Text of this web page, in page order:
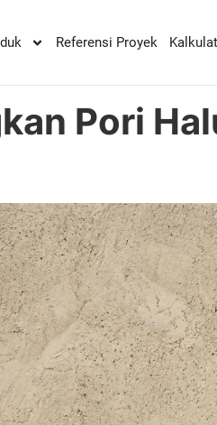
Referensi Proyek
Pori